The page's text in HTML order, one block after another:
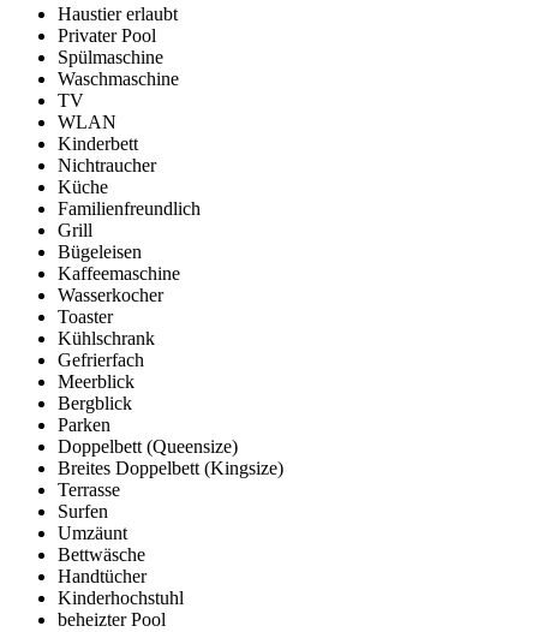
Haustier erlaubt
Privater Pool
Spülmaschine
Waschmaschine
TV
WLAN
Kinderbett
Nichtraucher
Küche
Familienfreundlich
Grill
Bügeleisen
Kaffeemaschine
Wasserkocher
Toaster
Kühlschrank
Gefrierfach
Meerblick
Bergblick
Parken
Doppelbett (Queensize)
Breites Doppelbett (Kingsize)
Terrasse
Surfen
Umzäunt
Bettwäsche
Handtücher
Kinderhochstuhl
beheizter Pool